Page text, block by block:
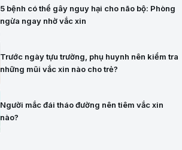
5 bệnh có thể gây nguy hại cho não bộ: Phòng
ngừa ngay nhờ vắc xin
Trước ngày tựu trường, phụ huynh nên kiểm tra
những mũi vắc xin nào cho trẻ?
Người mắc đái tháo đường nên tiêm vắc xin
nào?